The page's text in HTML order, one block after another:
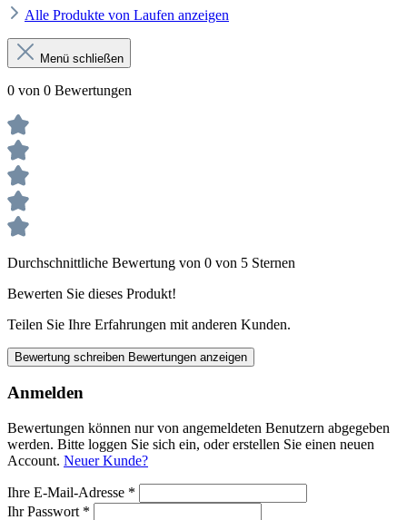
Alle Produkte von Laufen anzeigen
Menü schließen
0 von 0 Bewertungen
Durchschnittliche Bewertung von 0 von 5 Sternen
Bewerten Sie dieses Produkt!
Teilen Sie Ihre Erfahrungen mit anderen Kunden.
Bewertung schreiben Bewertungen anzeigen
Anmelden
Bewertungen können nur von angemeldeten Benutzern abgegeben
werden. Bitte loggen Sie sich ein, oder erstellen Sie einen neuen
Account. Neuer Kunde?
Ihre E-Mail-Adresse *
Ihr Passwort *